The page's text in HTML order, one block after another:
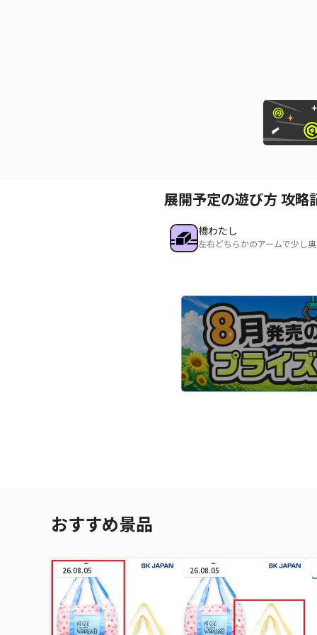
展開予定の遊び方 攻略
橋わたし
左右どちらかのアームで少し
おすすめ景品
26.08.05 26.08.05